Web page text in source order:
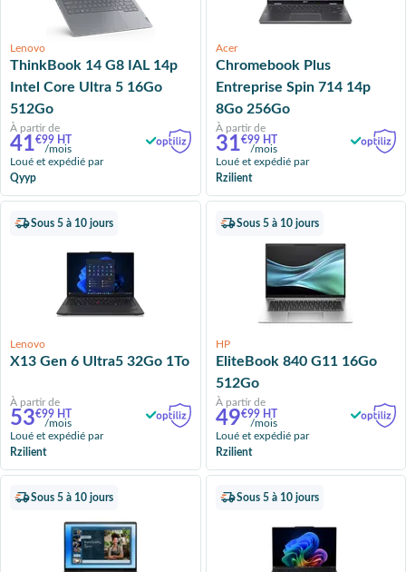
Lenovo
ThinkBook 14 G8 IAL 14p
Intel Core Ultra 5 16Go
512Go
À partir de
41€99 HT
/mois
Loué et expédié par
Qyyp
Acer
Chromebook Plus
Entreprise Spin 714 14p
8Go 256Go
À partir de
31€99 HT
/mois
Loué et expédié par
Rzilient
Sous 5 à 10 jours
Lenovo
X13 Gen 6 Ultra5 32Go 1To
À partir de
53€99 HT
/mois
Loué et expédié par
Rzilient
Sous 5 à 10 jours
HP
EliteBook 840 G11 16Go
512Go
À partir de
49€99 HT
/mois
Loué et expédié par
Rzilient
Sous 5 à 10 jours Sous 5 à 10 jours